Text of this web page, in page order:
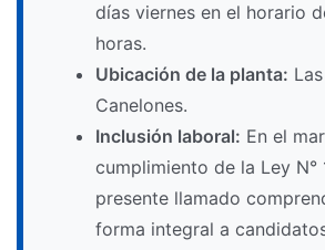
días viernes en el horario
horas.
Ubicación de la planta:
Canelones.
Inclusión laboral: En el
cumplimiento de la Ley N°
presente llamado
forma integral a